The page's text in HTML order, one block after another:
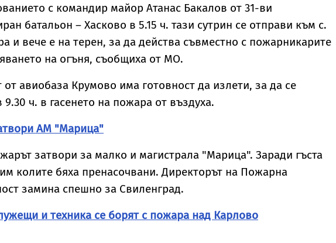
с командир майор Атанас Бакалов от 31-ви
батальон – Хасково в 5.15 ч. тази сутрин се отправи към с.
и вече е на терен, за да действа съвместно с пожарникарите
на огъня, съобщиха от МО.
от авиобаза Крумово има готовност да излети, за да се
ч. в гасенето на пожара от въздуха.
АМ "Марица"
затвори за малко и магистрала "Марица". Заради гъста
колите бяха пренасочвани. Директорът на Пожарна
замина спешно за Свиленград.
и техника се борят с пожара над Карлово